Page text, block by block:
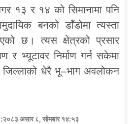
१३ र १४ को सिमानामा पनि
बनको डाँडोमा त्यस्ता
छ। त्यस क्षेत्रको प्रसार
र भ्यूटावर निर्माण गर्न सकेमा
जिल्लाको धेरै भू–भाग अवलोकन
:२०८३ असार ८, सोमबार १४:५३